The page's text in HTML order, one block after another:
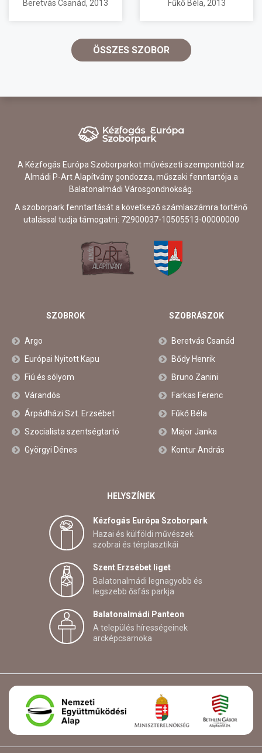
Beretvás Csanád, 2013 Fűkő Béla, 2013
ÖSSZES SZOBOR
A Kézfogás Európa Szoborparkot művészeti szempontból az
Almádi P-Art Alapítvány gondozza, műszaki fenntartója a
Balatonalmádi Városgondnokság.
A szoborpark fenntartását a következő számlaszámra történő
utalással tudja támogatni: 72900037-10505513-00000000
SZOBROK
Argo
Európai Nyitott Kapu
Fiú és sólyom
Várandós
Árpádházi Szt. Erzsébet
Szocialista szentségtartó
Györgyi Dénes
SZOBRÁSZOK
Beretvás Csanád
Bődy Henrik
Bruno Zanini
Farkas Ferenc
Fűkő Béla
Major Janka
Kontur András
HELYSZÍNEK
Kézfogás Európa Szoborpark
Hazai és külföldi művészek
szobrai és térplasztikái
Szent Erzsébet liget
Balatonalmádi legnagyobb és
legszebb ősfás parkja
Balatonalmádi Panteon
A település hírességeinek
arcképcsarnoka